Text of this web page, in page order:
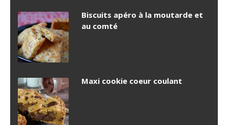
Biscuits apéro à la moutarde et
au comté
Maxi cookie coeur coulant